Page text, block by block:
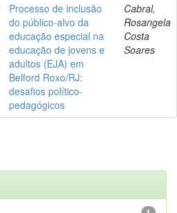
Processo de inclusão
do público-alvo da
educação especial na
educação de jovens e
adultos (EJA) em
Belford Roxo/RJ:
desafios político-
pedagógicos
Cabral,
Rosangela
Costa
Soares